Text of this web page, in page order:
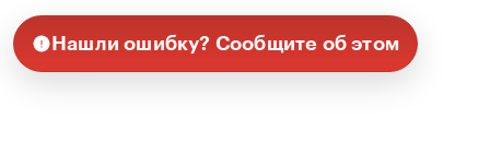
Нашли ошибку? Сообщите об этом